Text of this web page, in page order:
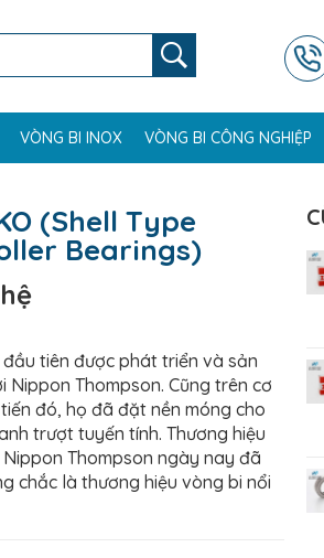
VÒNG BI INOX VÒNG BI CÔNG NGHIỆP
(Shell Type
Bearings)
đầu tiên được phát triển và sản
Nippon Thompson. Cũng trên cơ
đó, họ đã đặt nền móng cho
trượt tuyến tính. Thương hiệu
Thompson ngày nay đã
chắc là thương hiệu vòng bi nổi